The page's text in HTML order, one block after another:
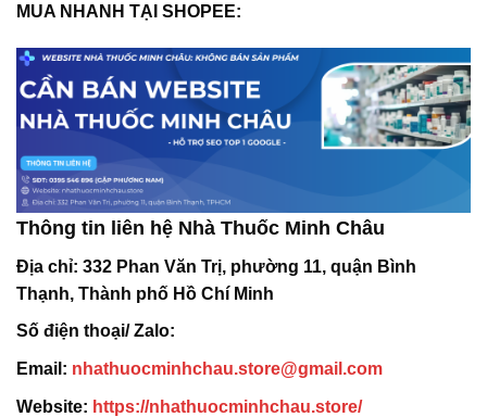
MUA NHANH TẠI SHOPEE:
Thông tin liên hệ Nhà Thuốc Minh Châu
Địa chỉ: 332 Phan Văn Trị, phường 11, quận Bình
Thạnh, Thành phố Hồ Chí Minh
Số điện thoại/ Zalo:
Email: nhathuocminhchau.store@gmail.com
Website: https://nhathuocminhchau.store/